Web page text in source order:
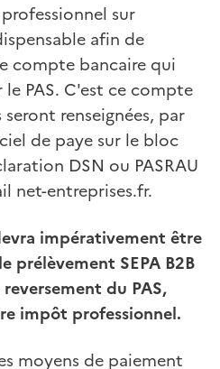
sur
afin de
compte bancaire qui
le PAS. C'est ce compte
renseignées, par
de paye sur le bloc
DSN ou PASRAU
net-entreprises.fr.
impérativement être
prélèvement SEPA B2B
du PAS,
impôt professionnel.
moyens de paiement